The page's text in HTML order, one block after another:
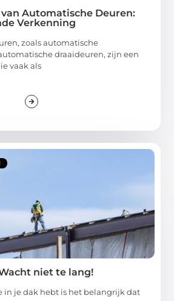
Automatische Deuren:
Verkenning
zoals automatische
draaideuren, zijn een
vaak als
niet te lang!
in je dak hebt is het belangrijk dat